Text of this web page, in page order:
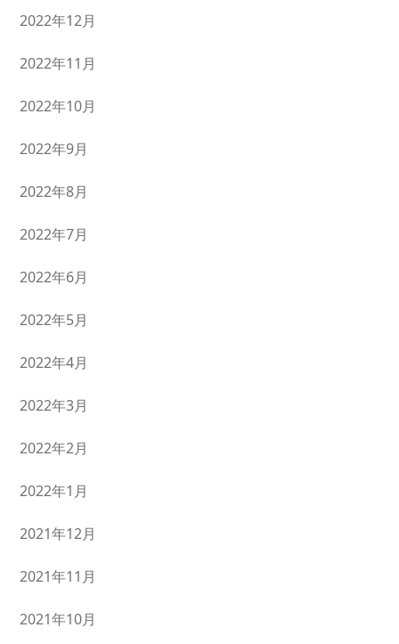
2022年12月
2022年11月
2022年10月
2022年9月
2022年8月
2022年7月
2022年6月
2022年5月
2022年4月
2022年3月
2022年2月
2022年1月
2021年12月
2021年11月
2021年10月